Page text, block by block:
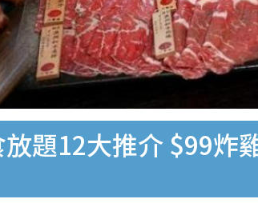
放題12大推介 $99